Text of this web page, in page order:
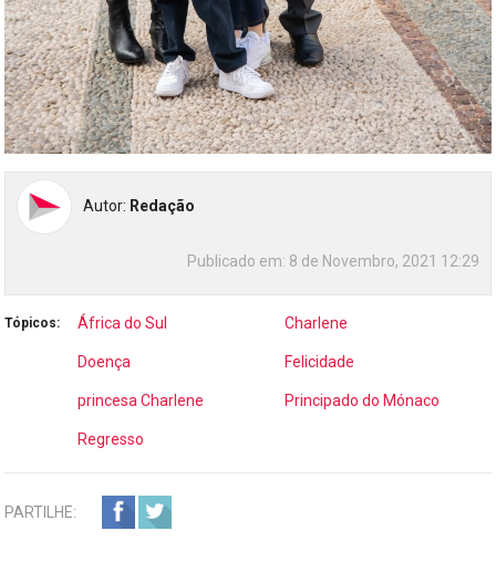
Autor: Redação
Publicado em: 8 de Novembro, 2021 12:29
Tópicos: África do Sul Charlene
Doença Felicidade
princesa Charlene Principado do Mónaco
Regresso
PARTILHE: